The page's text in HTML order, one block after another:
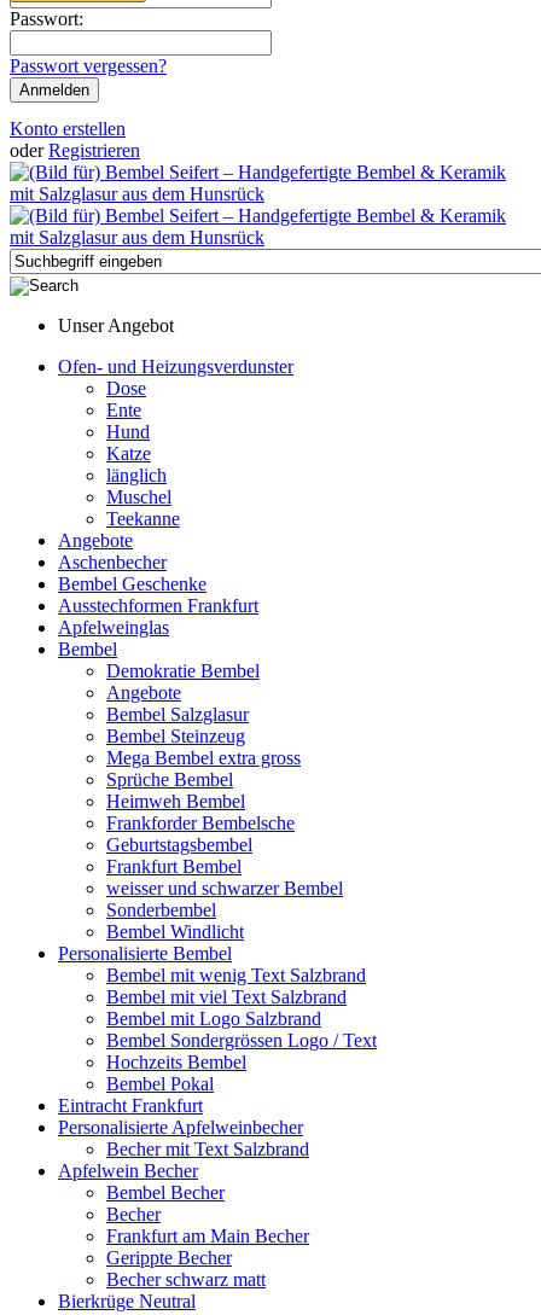
Passwort:
Passwort vergessen?
Konto erstellen
oder Registrieren
Unser Angebot
Ofen- und Heizungsverdunster
Dose
Ente
Hund
Katze
länglich
Muschel
Teekanne
Angebote
Aschenbecher
Bembel Geschenke
Ausstechformen Frankfurt
Apfelweinglas
Bembel
Demokratie Bembel
Angebote
Bembel Salzglasur
Bembel Steinzeug
Mega Bembel extra gross
Sprüche Bembel
Heimweh Bembel
Frankforder Bembelsche
Geburtstagsbembel
Frankfurt Bembel
weisser und schwarzer Bembel
Sonderbembel
Bembel Windlicht
Personalisierte Bembel
Bembel mit wenig Text Salzbrand
Bembel mit viel Text Salzbrand
Bembel mit Logo Salzbrand
Bembel Sondergrössen Logo / Text
Hochzeits Bembel
Bembel Pokal
Eintracht Frankfurt
Personalisierte Apfelweinbecher
Becher mit Text Salzbrand
Apfelwein Becher
Bembel Becher
Becher
Frankfurt am Main Becher
Gerippte Becher
Becher schwarz matt
Bierkrüge Neutral